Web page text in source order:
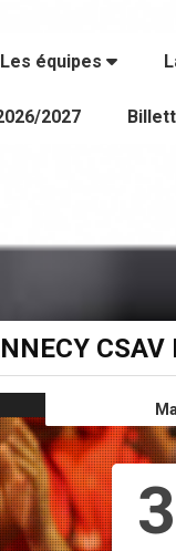
Les équipes
2027
CSAV